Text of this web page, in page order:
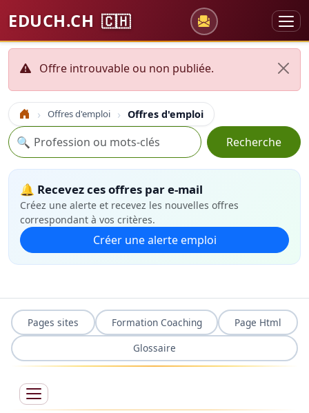
EDUCH.CH 🇨🇭
Offre introuvable ou non publiée.
Accueil Offres d'emploi Offres d'emploi
Recherche
🔍 Recherche
🔔 Recevez ces offres par e-mail
Créez une alerte et recevez les nouvelles offres
correspondant à vos critères.
Créer une alerte emploi
Pages sites Formation Coaching
Page Html
Glossaire